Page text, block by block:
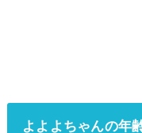
よよよちゃんの年